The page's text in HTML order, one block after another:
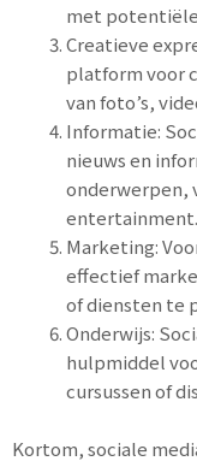
met
Creatieve
platform voor
van foto’s,
Informatie:
nieuws en
onderwerpen,
entertainment.
Marketing:
effectief
of diensten te
Onderwijs:
hulpmiddel
cursussen of
Kortom, sociale